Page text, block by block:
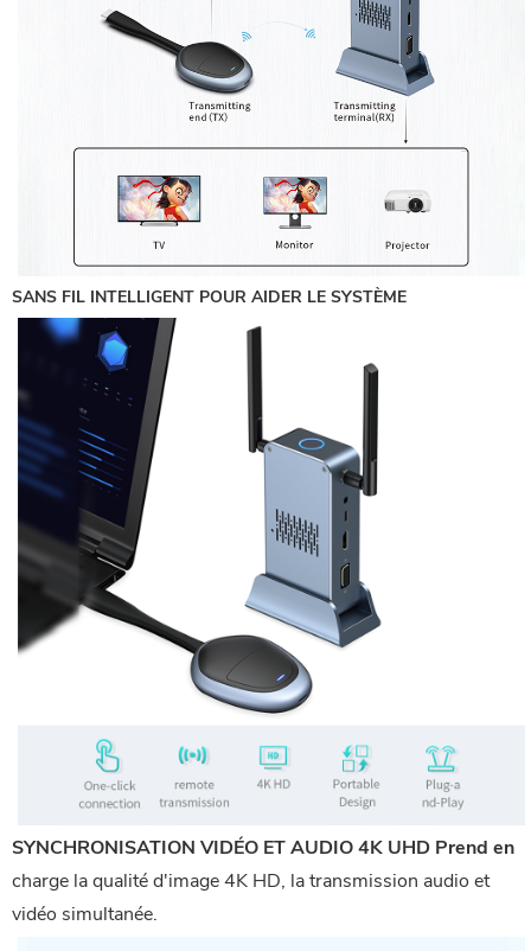
SANS FIL INTELLIGENT POUR AIDER LE SYSTÈME
SYNCHRONISATION VIDÉO ET AUDIO 4K UHD Prend en
charge la qualité d'image 4K HD, la transmission audio et
vidéo simultanée.